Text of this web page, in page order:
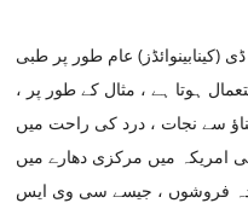
(کینابینوائڈز) عام طور پر طبی
ہوتا ہے ، مثال کے طور پر ،
سے نجات ، درد کی راحت میں
امریکہ میں مرکزی دھارے میں
فروشوں ، جیسے سی وی ایس